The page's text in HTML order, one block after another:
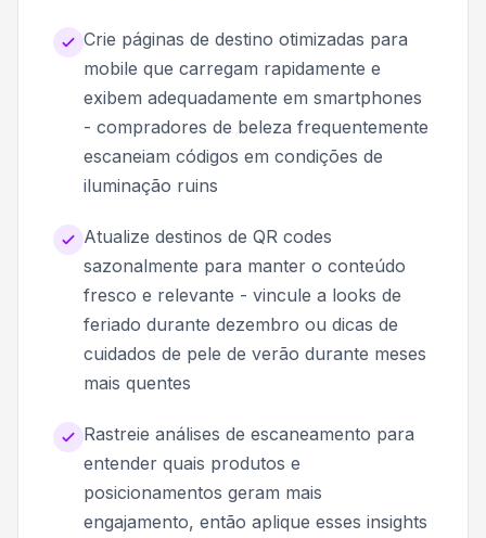
Crie páginas de destino otimizadas para
mobile que carregam rapidamente e
exibem adequadamente em smartphones
- compradores de beleza frequentemente
escaneiam códigos em condições de
iluminação ruins
Atualize destinos de QR codes
sazonalmente para manter o conteúdo
fresco e relevante - vincule a looks de
feriado durante dezembro ou dicas de
cuidados de pele de verão durante meses
mais quentes
Rastreie análises de escaneamento para
entender quais produtos e
posicionamentos geram mais
engajamento, então aplique esses insights